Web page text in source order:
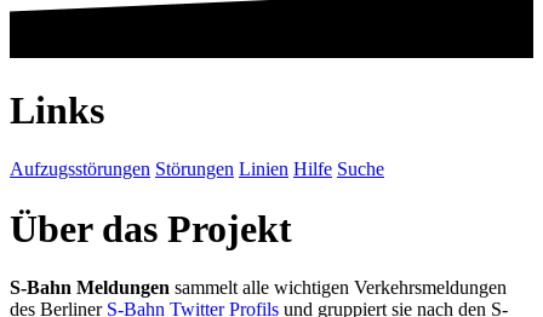
Links
Aufzugsstörungen Störungen Linien Hilfe Suche
Über das Projekt
S-Bahn Meldungen sammelt alle wichtigen Verkehrsmeldungen
des Berliner S-Bahn Twitter Profils und gruppiert sie nach den S-